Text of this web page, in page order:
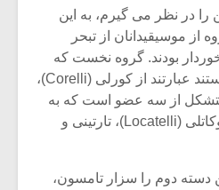
را در نظر می گیرم، به این
موسیقیدانان از تبحر
بودند. گروه نخست که
متعلق به دوره رمانتیک هستند عبارتند از کورلی (Corelli)،
متشکل از سه عضو است که به
تکامل هنری رسیده اند: لوکاتلی (Locatelli)، تارتینی و
دسته دوم را سزار تامسون،